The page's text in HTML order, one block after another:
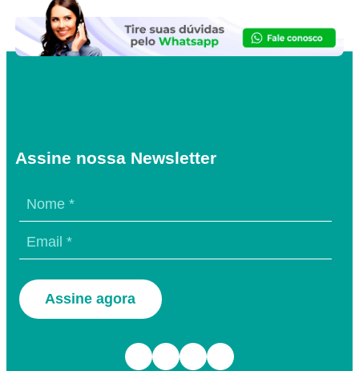
Assine nossa Newsletter
Assine agora
Facebook Instagram TikTok Youtube